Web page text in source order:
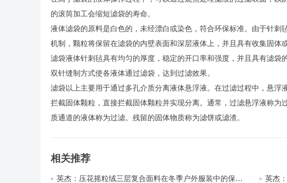
的滚筒加工会缩短滤袋的寿命。
液体滤袋的原料是白色的，未经漂白或染色，符合环保标准。由于针
机制，颗粒将保留在滤袋的内壁表面和深层液体上，并且具有收集固体
滤袋液体针刺毡具有均匀的厚度，稳定的开口率和强度，并且具有滤
双针缝制方式使各液体通过滤袋，达到过滤效果。
滤袋以上主要用于通过多孔介质分离液体悬浮液。在过滤过程中，悬
拦截固体颗粒，直接拦截固体颗粒并实现分离。通常，过滤悬浮液称为
质通道的液体称为过滤。残留的固体物质称为滤饼或滤渣。
相关推荐
英杰：压花摇粒绒三层复合面料在冬季户外服装中的保暖
英杰